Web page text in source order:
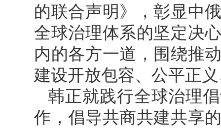
的联合声明》，彰显中
全球治理体系的坚定决
内的各方一道，围绕推
建设开放包容、公平正
韩正就践行全球治理
作，倡导共商共建共享